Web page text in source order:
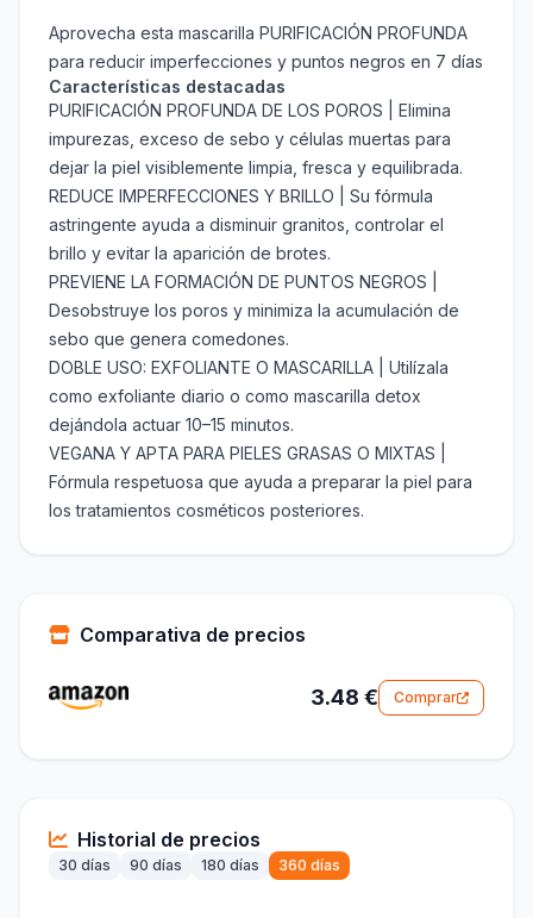
Aprovecha esta mascarilla PURIFICACIÓN PROFUNDA
para reducir imperfecciones y puntos negros en 7 días
Características destacadas
PURIFICACIÓN PROFUNDA DE LOS POROS | Elimina
impurezas, exceso de sebo y células muertas para
dejar la piel visiblemente limpia, fresca y equilibrada.
REDUCE IMPERFECCIONES Y BRILLO | Su fórmula
astringente ayuda a disminuir granitos, controlar el
brillo y evitar la aparición de brotes.
PREVIENE LA FORMACIÓN DE PUNTOS NEGROS |
Desobstruye los poros y minimiza la acumulación de
sebo que genera comedones.
DOBLE USO: EXFOLIANTE O MASCARILLA | Utilízala
como exfoliante diario o como mascarilla detox
dejándola actuar 10–15 minutos.
VEGANA Y APTA PARA PIELES GRASAS O MIXTAS |
Fórmula respetuosa que ayuda a preparar la piel para
los tratamientos cosméticos posteriores.
Comparativa de precios
3.48 € Comprar
Historial de precios
30 días 90 días 180 días 360 días